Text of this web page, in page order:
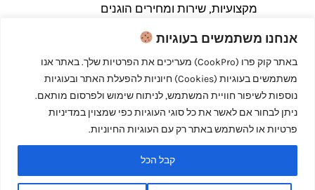
אנחנו משתמשים בעוגיות
באתר קוק פרו (CookPro) מעריכים את הפרטיות שלך. באתר אנו
משתמשים בעוגיות (Cookies) חיוניות להפעלת האתר ובעוגיות
נוספות לשיפור חוויית המשתמש, לניתוח שימוש ולפרסום מותאם.
ניתן לבחור אם לאשר את כל סוגי העוגיות כפי שמצוין במדיניות
פרטיות או להשתמש באתר רק עם העוגיות החיוניות.
קבל הכל
מקצועיות, שירות ומחירים הוגנים
Copyright © 2026 קוק פרו - לבשל כמו מקצוענים